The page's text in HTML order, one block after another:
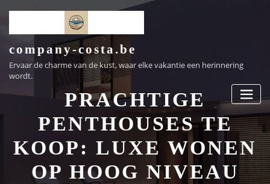
inhoud
company-costa.be
Ervaar de charme van de kust, waar elke vakantie een herinnering
wordt.
PRACHTIGE
PENTHOUSES TE
KOOP: LUXE WONEN
OP HOOG NIVEAU